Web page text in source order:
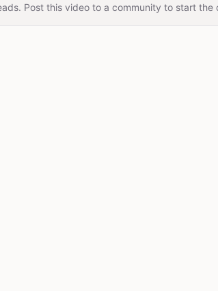
Post this video to a community to start the